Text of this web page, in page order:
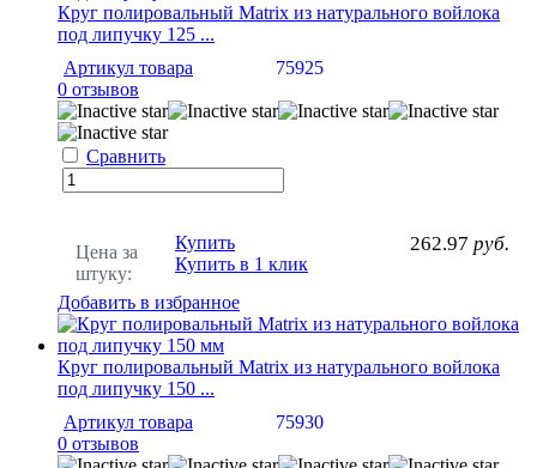
Круг полировальный Matrix из натурального войлока
под липучку 125 ...
Артикул товара
75925
0 отзывов
Сравнить
Цена за
штуку:
262.97 руб.
Купить
Купить в 1 клик
Добавить в избранное
Круг полировальный Matrix из натурального войлока
под липучку 150 ...
Артикул товара
75930
0 отзывов